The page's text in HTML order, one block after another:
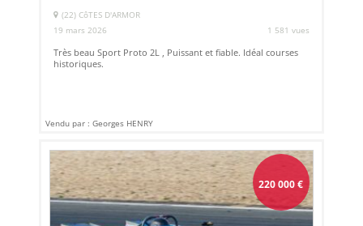
(22) CôTES D'ARMOR
19 mars 2026
1 581 vues
Très beau Sport Proto 2L , Puissant et fiable. Idéal courses
historiques.
Vendu par : Georges HENRY
220 000€